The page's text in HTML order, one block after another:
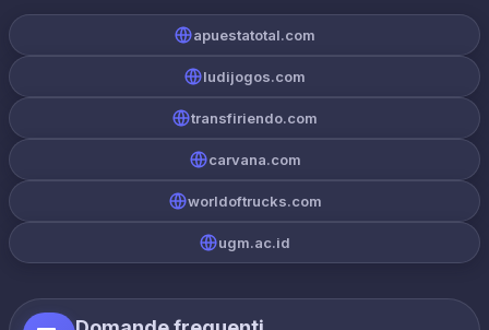
apuestatotal.com
ludijogos.com
transfiriendo.com
carvana.com
worldoftrucks.com
ugm.ac.id